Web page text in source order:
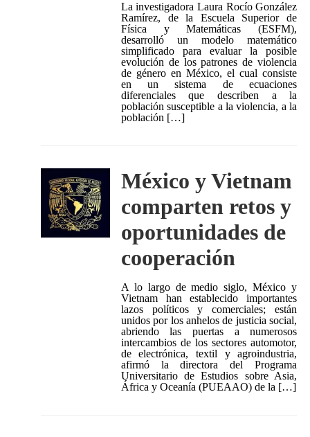
La investigadora Laura Rocío González
Ramírez, de la Escuela Superior de
Física y Matemáticas (ESFM),
desarrolló un modelo matemático
simplificado para evaluar la posible
evolución de los patrones de violencia
de género en México, el cual consiste
en un sistema de ecuaciones
diferenciales que describen a la
población susceptible a la violencia, a la
población […]
México y Vietnam
comparten retos y
oportunidades de
cooperación
A lo largo de medio siglo, México y
Vietnam han establecido importantes
lazos políticos y comerciales; están
unidos por los anhelos de justicia social,
abriendo las puertas a numerosos
intercambios de los sectores automotor,
de electrónica, textil y agroindustria,
afirmó la directora del Programa
Universitario de Estudios sobre Asia,
África y Oceanía (PUEAAO) de la […]